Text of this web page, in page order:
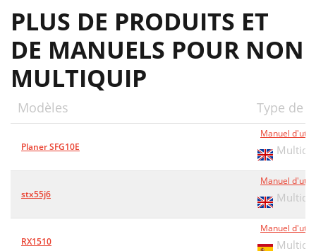
PLUS DE PRODUITS ET
DE MANUELS POUR NON
MULTIQUIP
Modèles Type de
Planer SFG10E
Manuel
stx55j6
Manuel
RX1510
Manuel